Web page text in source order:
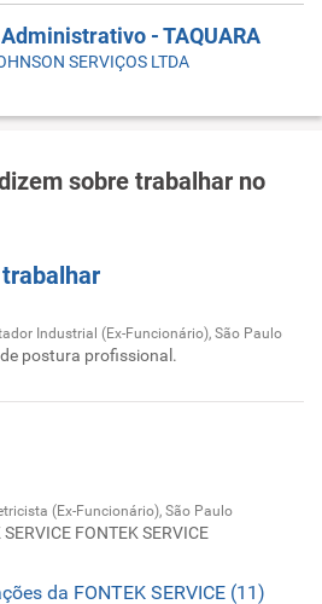
- TAQUARA
SERVIÇOS LTDA
sobre trabalhar no
Industrial (Ex-Funcionário), São Paulo
postura profissional.
(Ex-Funcionário), São Paulo
FONTEK SERVICE
da FONTEK SERVICE (11)